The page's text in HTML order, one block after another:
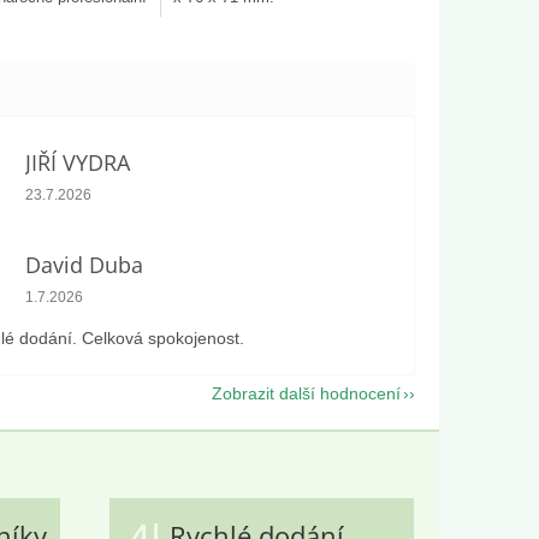
JIŘÍ VYDRA
Hodnocení obchodu je 5 z 5 hvězdiček.
23.7.2026
David Duba
Hodnocení obchodu je 5 z 5 hvězdiček.
1.7.2026
dodání. Celková spokojenost.
Zobrazit další hodnocení